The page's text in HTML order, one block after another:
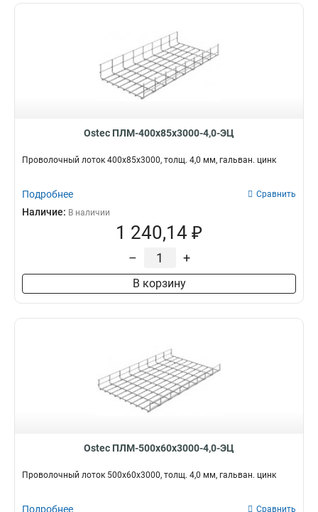
Ostec ПЛМ-400х85х3000-4,0-ЭЦ
Проволочный лоток 400х85х3000, толщ. 4,0 мм, гальван. цинк
Подробнее Сравнить
Наличие: В наличии
1 240,14 ₽
– +
В корзину
Ostec ПЛМ-500х60х3000-4,0-ЭЦ
Проволочный лоток 500х60х3000, толщ. 4,0 мм, гальван. цинк
Подробнее Сравнить